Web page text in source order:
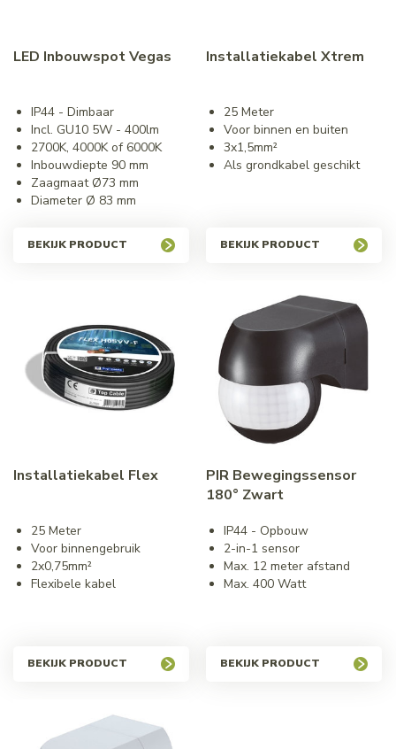
LED Inbouwspot Vegas
IP44 - Dimbaar
Incl. GU10 5W - 400lm
2700K, 4000K of 6000K
Inbouwdiepte 90 mm
Zaagmaat Ø73 mm
Diameter Ø 83 mm
BEKIJK PRODUCT
Installatiekabel Xtrem
25 Meter
Voor binnen en buiten
3x1,5mm²
Als grondkabel geschikt
BEKIJK PRODUCT
Installatiekabel Flex
25 Meter
Voor binnengebruik
2x0,75mm²
Flexibele kabel
BEKIJK PRODUCT
PIR Bewegingssensor
180° Zwart
IP44 - Opbouw
2-in-1 sensor
Max. 12 meter afstand
Max. 400 Watt
BEKIJK PRODUCT